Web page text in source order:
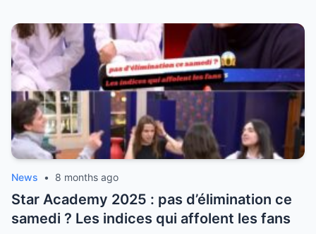
News • 8 months ago
Star Academy 2025 : pas d’élimination ce
samedi ? Les indices qui affolent les fans